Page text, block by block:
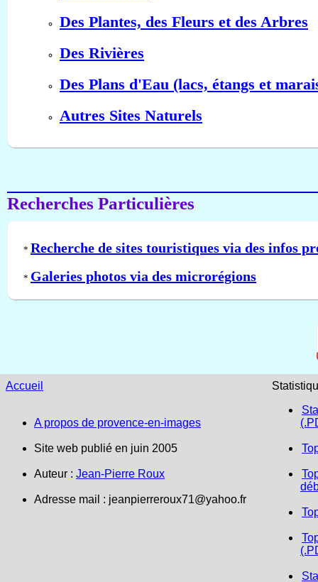
Des Plantes, des Fleurs et des Arbres
Des Rivières
Des Plans d'Eau (lacs, étangs et
Autres Sites Naturels
Recherches Particulières
* Recherche de sites touristiques via des infos
* Galeries photos via des microrégions
Accueil
A propos de provence-en-images
Site web publié en juin 2005
Auteur : Jean-Pierre Roux
Adresse mail : jeanpierreroux71@yahoo.fr